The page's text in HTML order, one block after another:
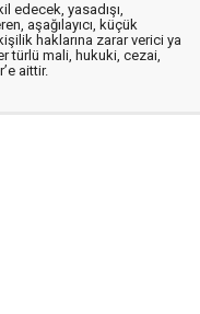
edecek, yasadışı,
aşağılayıcı, küçük
haklarına zarar verici ya
türlü mali, hukuki, cezai,
aittir.